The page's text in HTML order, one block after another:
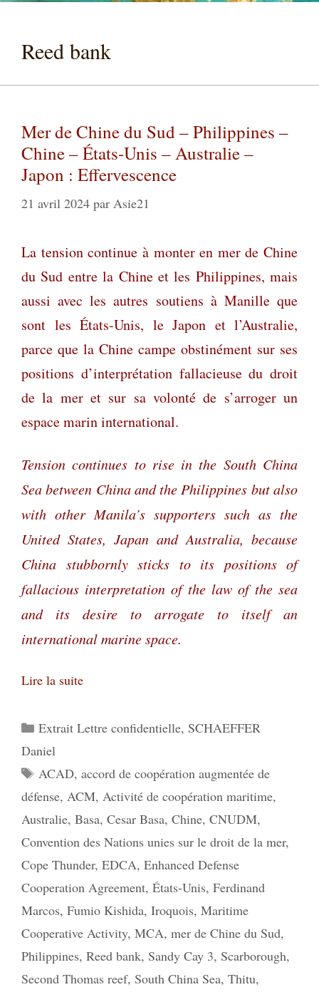
Reed bank
Mer de Chine du Sud – Philippines –
Chine – États-Unis – Australie –
Japon : Effervescence
21 avril 2024 par Asie21
La tension continue à monter en mer de Chine
du Sud entre la Chine et les Philippines, mais
aussi avec les autres soutiens à Manille que
sont les États-Unis, le Japon et l’Australie,
parce que la Chine campe obstinément sur ses
positions d’interprétation fallacieuse du droit
de la mer et sur sa volonté de s’arroger un
espace marin international.
Tension continues to rise in the South China
Sea between China and the Philippines but also
with other Manila’s supporters such as the
United States, Japan and Australia, because
China stubbornly sticks to its positions of
fallacious interpretation of the law of the sea
and its desire to arrogate to itself an
international marine space.
Lire la suite
Catégories
Extrait Lettre confidentielle, SCHAEFFER
Daniel
Étiquettes
ACAD, accord de coopération augmentée de
défense, ACM, Activité de coopération maritime,
Australie, Basa, Cesar Basa, Chine, CNUDM,
Convention des Nations unies sur le droit de la mer,
Cope Thunder, EDCA, Enhanced Defense
Cooperation Agreement, États-Unis, Ferdinand
Marcos, Fumio Kishida, Iroquois, Maritime
Cooperative Activity, MCA, mer de Chine du Sud,
Philippines, Reed bank, Sandy Cay 3, Scarborough,
Second Thomas reef, South China Sea, Thitu,